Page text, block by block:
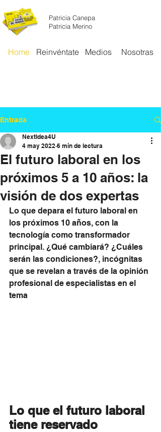
REINVENTA
NTE
Patricia Canepa
Patricia Merino
Home Reinvéntate Nosotras
Medios
Entrada
El futuro laboral en los
próximos 5 a 10 años: la
visión de dos expertas
NextIdea4U
4 may 2022 6 min de lectura
Lo que depara el futuro laboral en
los próximos 10 años, con la
tecnología como transformador
principal. ¿Qué cambiará? ¿Cuáles
serán las condiciones?, incógnitas
que se revelan a través de la opinión
profesional de especialistas en el
tema
Lo que el futuro laboral
tiene reservado